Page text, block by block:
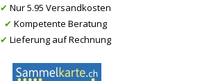
✔ Nur 5.95 Versandkosten
✔ Kompetente Beratung
✔ Lieferung auf Rechnung